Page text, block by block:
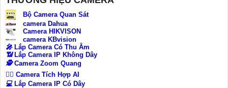
Bộ Camera Quan Sát
camera Dahua
Camera HIKVISON
camera KBvision
️🎤️ Lắp Camera Có Thu Âm
📶Lắp Camera IP Không Dây
🕵️Camera Zoom Quang
🧛‍♀️ Camera Tích Hợp AI
💻Lắp Camera IP Có Dây